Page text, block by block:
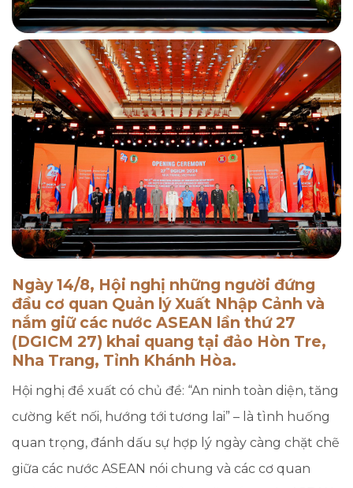
Ngày 14/8, Hội nghị những người đứng
đầu cơ quan Quản lý Xuất Nhập Cảnh và
nắm giữ các nước ASEAN lần thứ 27
(DGICM 27) khai quang tại đảo Hòn Tre,
Nha Trang, Tỉnh Khánh Hòa.
Hội nghị đề xuất có chủ đề: “An ninh toàn diện, tăng
cường kết nối, hướng tới tương lai” – là tình huống
quan trọng, đánh dấu sự hợp lý ngày càng chặt chẽ
giữa các nước ASEAN nói chung và các cơ quan